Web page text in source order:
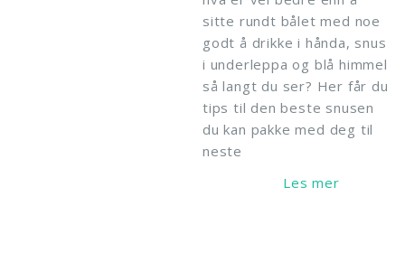
sitte rundt bålet med noe
godt å drikke i hånda, snus
i underleppa og blå himmel
så langt du ser? Her får du
tips til den beste snusen
du kan pakke med deg til
neste